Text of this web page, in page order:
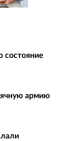
состояние
армию